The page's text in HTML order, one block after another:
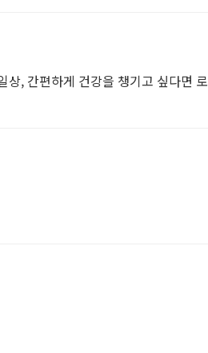
상, 간편하게 건강을 챙기고 싶다면 로